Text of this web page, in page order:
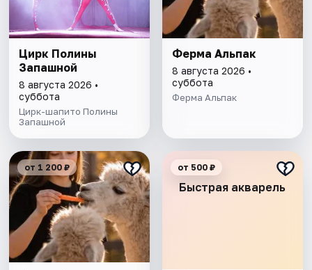
Цирк Полины
Запашной
8 августа 2026 •
суббота
Цирк-шапито Полины
Запашной
Ферма Альпак
8 августа 2026 •
суббота
Ферма Альпак
от 1 200 ₽
Быстрая акварель
от 500 ₽